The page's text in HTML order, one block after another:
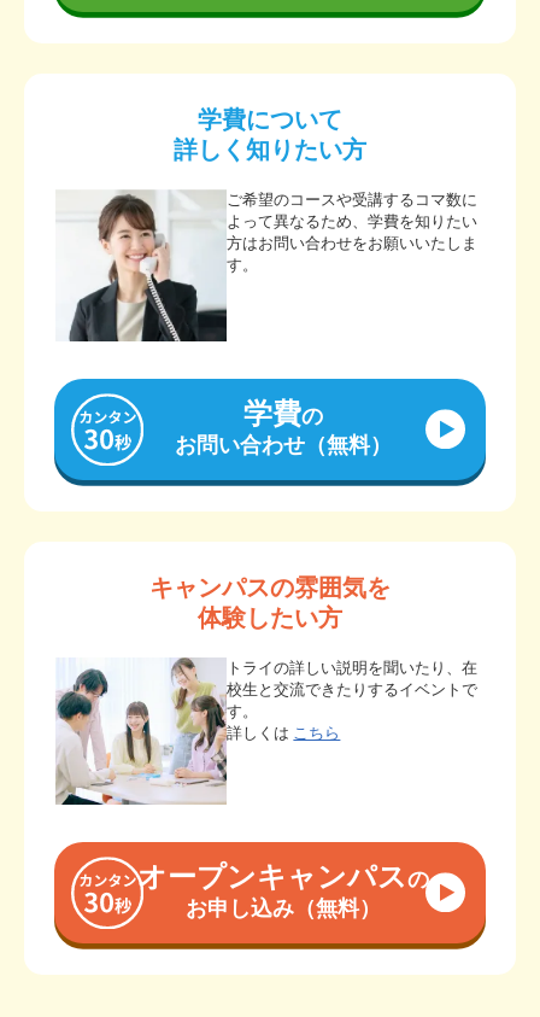
学費について
詳しく知りたい方
ご希望のコースや受講するコマ数に
よって異なるため、学費を知りたい
方はお問い合わせをお願いいたしま
す。
学費の
お問い合わせ（無料）
キャンパスの雰囲気を
体験したい方
トライの詳しい説明を聞いたり、在
校生と交流できたりするイベントで
す。
詳しくは こちら
オープンキャンパスの
お申し込み（無料）